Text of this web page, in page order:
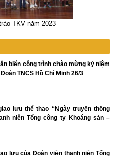
TKV năm 2023
biển công trình chào mừng kỷ niệm
TNCS Hồ Chí Minh 26/3
lưu thể thao “Ngày truyền thống
niên Tổng công ty Khoáng sản –
lưu của Đoàn viên thanh niên Tổng